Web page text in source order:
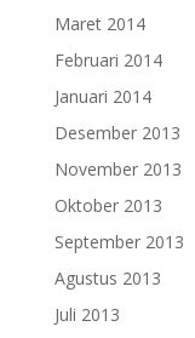
Maret 2014
Februari 2014
Januari 2014
Desember 2013
November 2013
Oktober 2013
September 2013
Agustus 2013
Juli 2013